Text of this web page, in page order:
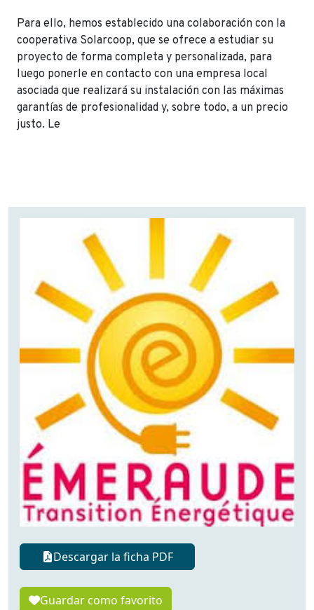
Para ello, hemos establecido una colaboración con la
cooperativa Solarcoop, que se ofrece a estudiar su
proyecto de forma completa y personalizada, para
luego ponerle en contacto con una empresa local
asociada que realizará su instalación con las máximas
garantías de profesionalidad y, sobre todo, a un precio
justo. Le
Descargar la ficha PDF
Guardar como favorito